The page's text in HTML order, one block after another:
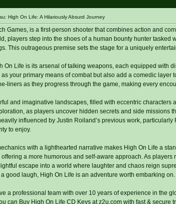
High On Life: A Hilariously Absurd Journey
Games, is a first-person shooter that combines action and
players step into the shoes of a human bounty hunter tasked
This outrageous premise sets the stage for a uniquely
On Life is its arsenal of talking weapons, each equipped with
your primary means of combat but also add a comedic layer
liners as they progress through the game, making every
and imaginative landscapes, filled with eccentric characters
as players uncover hidden secrets and side missions
influenced by Justin Roiland’s previous work, particularly
to enjoy.
with a lighthearted narrative makes High On Life a
a more humorous and self-aware approach. As players
escape into a world where laughter and chaos reign
good laugh, High On Life is an adventure worth embarking on.
a professional team with over 10 years of experience in the
can Buy High On Life CD Keys at z2u.com with fast & secure